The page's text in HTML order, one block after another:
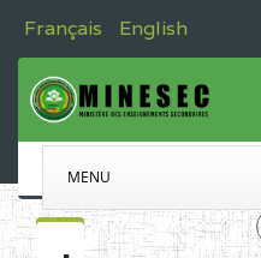
Français English
MENU